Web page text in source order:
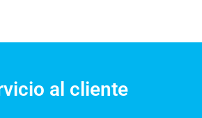
al cliente